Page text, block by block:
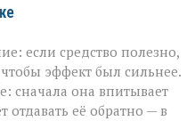
если средство полезно,
эффект был сильнее.
сначала она впитывает
отдавать её обратно — в